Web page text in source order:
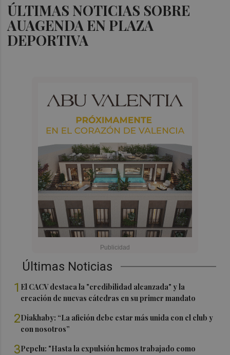
ÚLTIMAS NOTICIAS SOBRE
AUAGENDA EN PLAZA
DEPORTIVA
Últimas Noticias
1 El CACV destaca la "credibilidad alcanzada" y la
creación de nuevas cátedras en su primer mandato
2Diakhaby: “La afición debe estar más unida con el club y
con nosotros”
3Pepelu: "Hasta la expulsión hemos trabajado como